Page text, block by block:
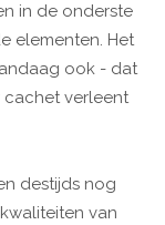
in de onderste
elementen. Het
ook - dat
cachet verleent
destijds nog
van